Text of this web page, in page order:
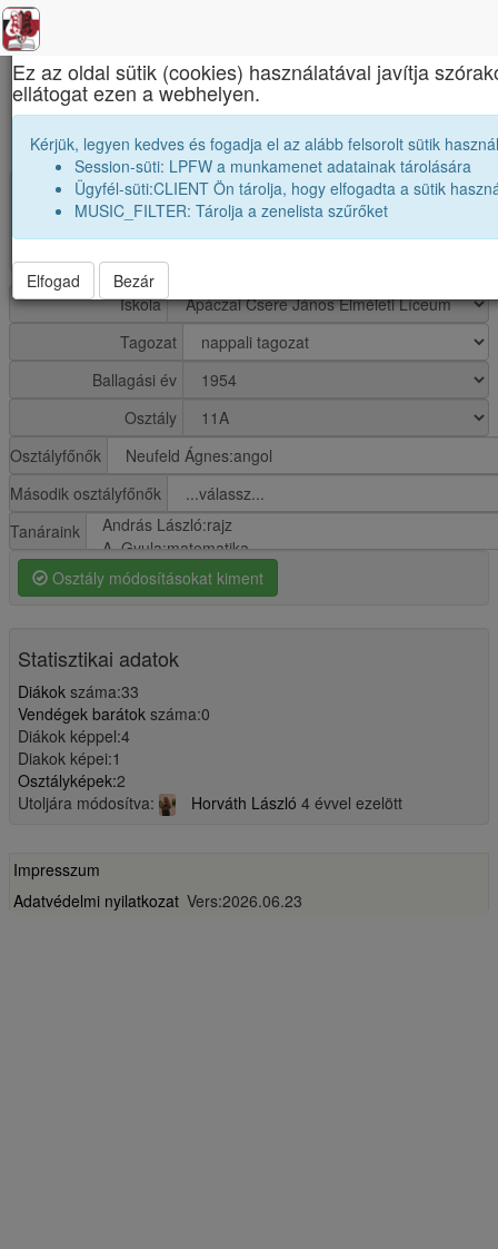
Apáczai Csere János Elméleti Líceum
1954 11A osztály módosítása
Osztály: 1954 11A
Osztályfőnök:Neufeld Ágnes
Diákok száma:33
Iskola
Tagozat
Ballagási év
Osztály
Osztályfőnők
Második osztályfőnők
Tanáraink
Osztály módosításokat kiment
Statisztikai adatok
Diákok száma:33
Vendégek barátok száma:0
Diákok képpel:4
Diakok képei:1
Osztályképek:2
Utoljára módosítva:
Horváth László 4 évvel ezelött
Impresszum
Adatvédelmi nyilatkozat Vers:2026.06.23
×
Ez az oldal sütik (cookies) használatával javítja
ellátogat ezen a webhelyen.
Kérjük, legyen kedves és fogadja el az alább felsorolt sütik
Session-süti: LPFW a munkamenet adatainak tárolására
Ügyfél-süti:CLIENT Ön tárolja, hogy elfogadta a sütik
MUSIC_FILTER: Tárolja a zenelista szűrőket
Elfogad Bezár